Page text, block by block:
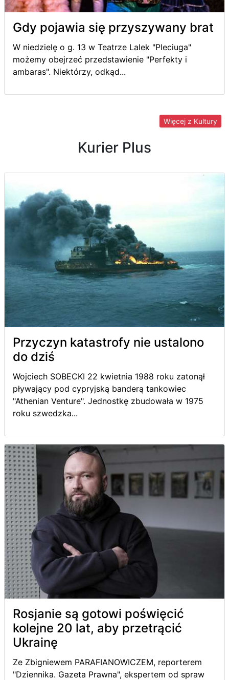
Gdy pojawia się przyszywany brat
W niedzielę o g. 13 w Teatrze Lalek "Pleciuga"
możemy obejrzeć przedstawienie "Perfekty i
ambaras". Niektórzy, odkąd...
Więcej z Kultury
Kurier Plus
Przyczyn katastrofy nie ustalono
do dziś
Wojciech SOBECKI 22 kwietnia 1988 roku zatonął
pływający pod cypryjską banderą tankowiec
"Athenian Venture". Jednostkę zbudowała w 1975
roku szwedzka...
Rosjanie są gotowi poświęcić
kolejne 20 lat, aby przetrącić
Ukrainę
Ze Zbigniewem PARAFIANOWICZEM, reporterem
"Dziennika. Gazeta Prawna", ekspertem od spraw